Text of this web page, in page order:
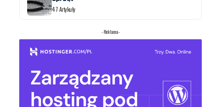
47 Artykuły
- Reklama -